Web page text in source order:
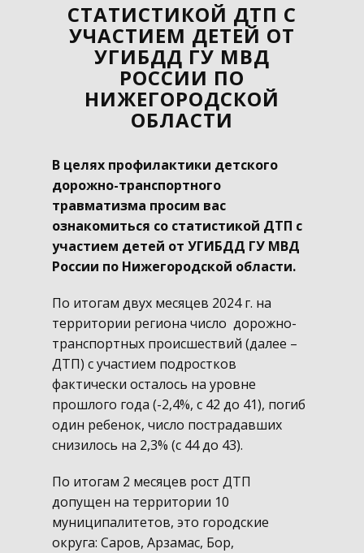
CТАТИСТИКОЙ ДТП С
УЧАСТИЕМ ДЕТЕЙ ОТ
УГИБДД ГУ МВД
РОССИИ ПО
НИЖЕГОРОДСКОЙ
ОБЛАСТИ
В целях профилактики детского
дорожно-транспортного
травматизма просим вас
ознакомиться со статистикой ДТП с
участием детей от УГИБДД ГУ МВД
России по Нижегородской области.
По итогам двух месяцев 2024 г. на
территории региона число дорожно-
транспортных происшествий (далее –
ДТП) с участием подростков
фактически осталось на уровне
прошлого года (-2,4%, с 42 до 41), погиб
один ребенок, число пострадавших
снизилось на 2,3% (с 44 до 43).
По итогам 2 месяцев рост ДТП
допущен на территории 10
муниципалитетов, это городские
округа: Саров, Арзамас, Бор,